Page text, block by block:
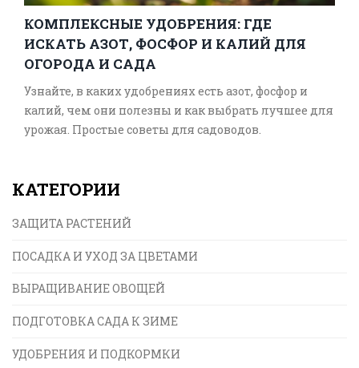
КОМПЛЕКСНЫЕ УДОБРЕНИЯ: ГДЕ
ИСКАТЬ АЗОТ, ФОСФОР И КАЛИЙ ДЛЯ
ОГОРОДА И САДА
Узнайте, в каких удобрениях есть азот, фосфор и
калий, чем они полезны и как выбрать лучшее для
урожая. Простые советы для садоводов.
КАТЕГОРИИ
ЗАЩИТА РАСТЕНИЙ
ПОСАДКА И УХОД ЗА ЦВЕТАМИ
ВЫРАЩИВАНИЕ ОВОЩЕЙ
ПОДГОТОВКА САДА К ЗИМЕ
УДОБРЕНИЯ И ПОДКОРМКИ